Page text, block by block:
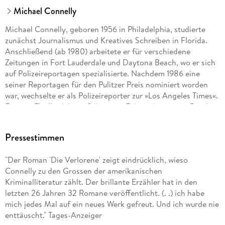
Michael Connelly
Michael Connelly, geboren 1956 in Philadelphia, studierte
zunächst Journalismus und Kreatives Schreiben in Florida.
Anschließend (ab 1980) arbeitete er für verschiedene
Zeitungen in Fort Lauderdale und Daytona Beach, wo er sich
auf Polizeireportagen spezialisierte. Nachdem 1986 eine
seiner Reportagen für den Pulitzer Preis nominiert worden
war, wechselte er als Polizeireporter zur »Los Angeles Times«.
Für sein Thrillerdebüt, »Schwarzes Echo«, den ersten Band
Zahlreiche Bestseller folgten, die ihn zum erfolgreichsten
Pressestimmen
"Der Roman 'Die Verlorene' zeigt eindrücklich, wieso
Connelly zu den Grossen der amerikanischen
Kriminalliteratur zählt. Der brillante Erzähler hat in den
letzten 26 Jahren 32 Romane veröffentlicht. (. .) ich habe
mich jedes Mal auf ein neues Werk gefreut. Und ich wurde nie
enttäuscht." Tages-Anzeiger